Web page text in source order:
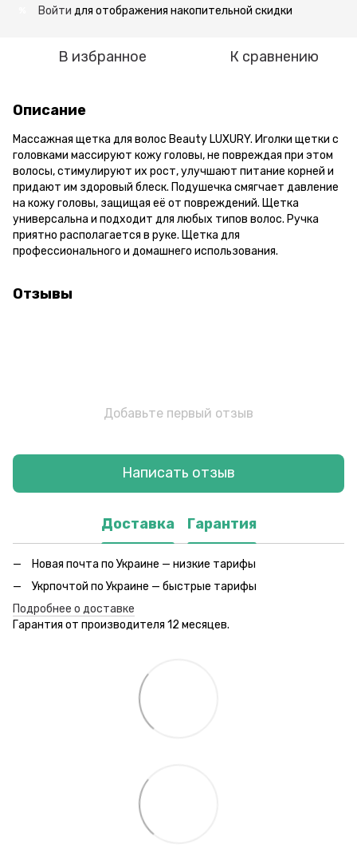
Войти для отображения накопительной скидки
В избранное К сравнению
Описание
Массажная щетка для волос Beauty LUXURY. Иголки щетки с
головками массируют кожу головы, не повреждая при этом
волосы, стимулируют их рост, улучшают питание корней и
придают им здоровый блеск. Подушечка смягчает давление
на кожу головы, защищая её от повреждений. Щетка
универсальна и подходит для любых типов волос. Ручка
приятно располагается в руке. Щетка для
профессионального и домашнего использования.
Отзывы
Добавьте первый отзыв
Написать отзыв
Доставка Гарантия
Новая почта по Украине — низкие тарифы
Укрпочтой по Украине — быстрые тарифы
Подробнее о доставке
Гарантия от производителя 12 месяцев.